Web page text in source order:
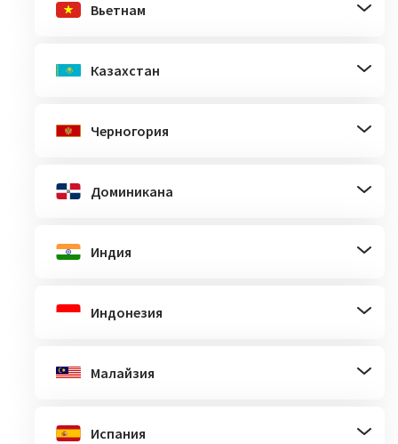
Вьетнам
Казахстан
Черногория
Доминикана
Индия
Индонезия
Малайзия
Испания